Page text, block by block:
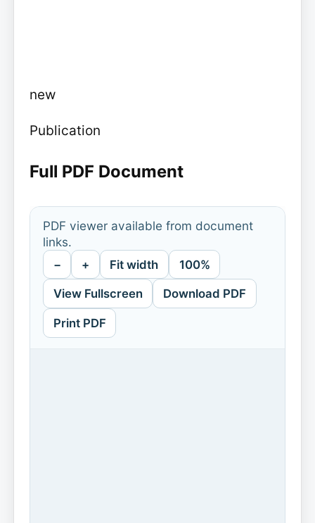
new
Publication
Full PDF Document
PDF viewer available from document
links.
− + Fit width 100%
View Fullscreen Download PDF
Print PDF